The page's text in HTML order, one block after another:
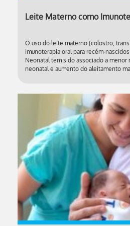
Leite Materno como
O uso do leite materno (colostro,
imunoterapia oral para recém-
Neonatal tem sido associado a menor
neonatal e aumento do aleitamento